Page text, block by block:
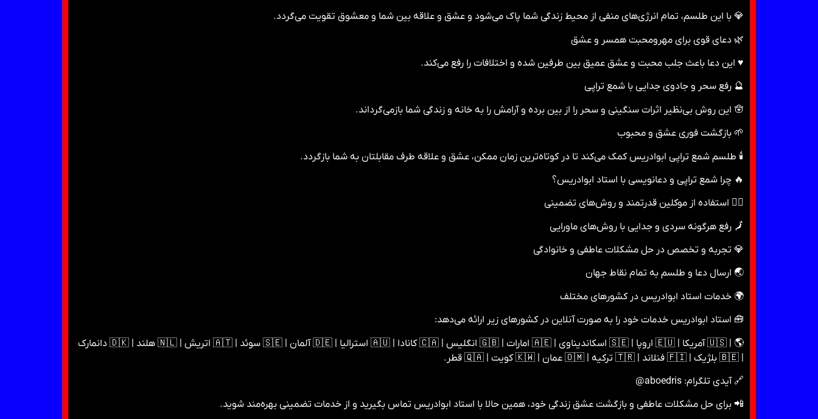
💎 با این طلسم، تمام انرژی‌های منفی از محیط زندگی شما پاک می‌شود و عشق و علاقه بین شما و معشوق تقویت می‌گردد.
🌿 دعای قوی برای مهرومحبت همسر و عشق
♥️ این دعا باعث جلب محبت و عشق عمیق بین طرفین شده و اختلافات را رفع می‌کند.
🔮 رفع سحر و جادوی جدایی با شمع تراپی
🪬 این روش بی‌نظیر اثرات سنگینی و سحر را از بین برده و آرامش را به خانه و زندگی شما بازمی‌گرداند.
🌱 بازگشت فوری عشق و محبوب
🕯 طلسم شمع تراپی ابوادریس کمک می‌کند تا در کوتاه‌ترین زمان ممکن، عشق و علاقه طرف مقابلتان به شما بازگردد.
🔥 چرا شمع تراپی و دعانویسی با استاد ابوادریس؟
⛓‍💥 استفاده از موکلین قدرتمند و روش‌های تضمینی
🗾 رفع هرگونه سردی و جدایی با روش‌های ماورایی
💎 تجربه و تخصص در حل مشکلات عاطفی و خانوادگی
🌏 ارسال دعا و طلسم به تمام نقاط جهان
🌍 خدمات استاد ابوادریس در کشورهای مختلف
🧰 استاد ابوادریس خدمات خود را به صورت آنلاین در کشورهای زیر ارائه می‌دهد:
🌎 | 🇺🇸 آمریکا | 🇪🇺 اروپا | 🇸🇪 اسکاندیناوی | 🇦🇪 امارات | 🇬🇧 انگلیس | 🇨🇦 کانادا | 🇦🇺 استرالیا | 🇩🇪 آلمان | 🇸🇪 سوئد | 🇦🇹 اتریش | 🇳🇱 هلند | 🇩🇰 دانمارک
🔗 آیدی تلگرام: aboedris@
📲 برای حل مشکلات عاطفی و بازگشت عشق زندگی خود، همین حالا با استاد ابوادریس تماس بگیرید و از خدمات تضمینی بهره‌مند شوید.